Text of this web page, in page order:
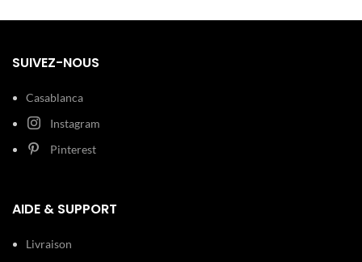
SUIVEZ-NOUS
Casablanca
Instagram
Pinterest
AIDE & SUPPORT
Livraison